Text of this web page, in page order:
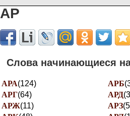
АР
Слова начинающиеся
АРА(124) АРБ
АРГ(64) АРД
АРЖ(11) АРЗ